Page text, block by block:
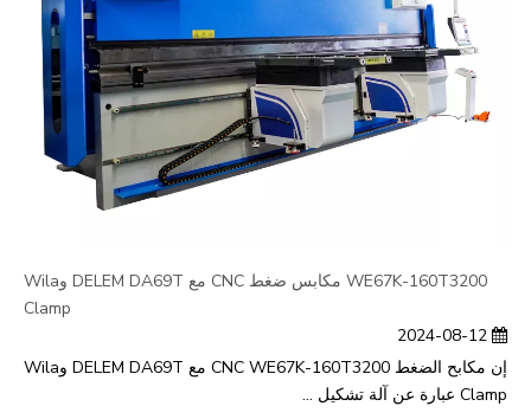
WE67K-160T3200 مكابس ضغط CNC مع DELEM DA69T وWila
Clamp
إن مكابح الضغط CNC WE67K-160T3200 مع DELEM DA69T وWila
Clamp عبارة عن آلة تشكيل ...